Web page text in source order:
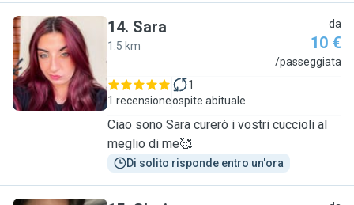
S
14. Sara
1.5 km
da
10 €
/passeggiata
1 recensione
1
ospite abituale
Ciao sono Sara curerò i vostri cuccioli al
meglio di me🥰
Di solito risponde entro un'ora